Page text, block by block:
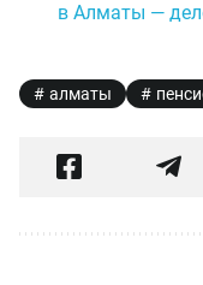
в Алматы —
алматы